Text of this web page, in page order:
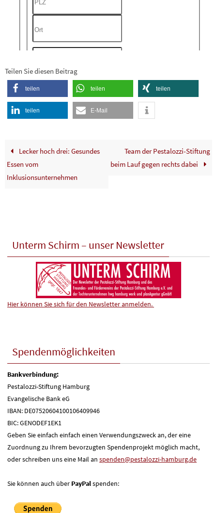
Teilen Sie diesen Beitrag
teilen teilen teilen
teilen E-Mail
Lecker hoch drei: Gesundes
Essen vom
Inklusionsunternehmen
Team der Pestalozzi-Stiftung
beim Lauf gegen rechts dabei
Unterm Schirm – unser Newsletter
Hier können Sie sich für den Newsletter anmelden.
Spendenmöglichkeiten
Bankverbindung:
Pestalozzi-Stiftung Hamburg
Evangelische Bank eG
IBAN: DE07520604100106409946
BIC: GENODEF1EK1
Geben Sie einfach einfach einen Verwendungszweck an, der eine
Zuordnung zu Ihrem bevorzugten Spendenprojekt möglich macht,
oder schreiben uns eine Mail an spenden@pestalozzi-hamburg.de
Sie können auch über PayPalspenden: